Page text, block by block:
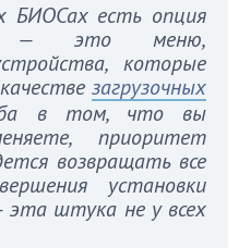
БИОСах есть опция
— это меню,
которые
загрузочных
в том, что вы
приоритет
возвращать все
установки
эта штука не у всех